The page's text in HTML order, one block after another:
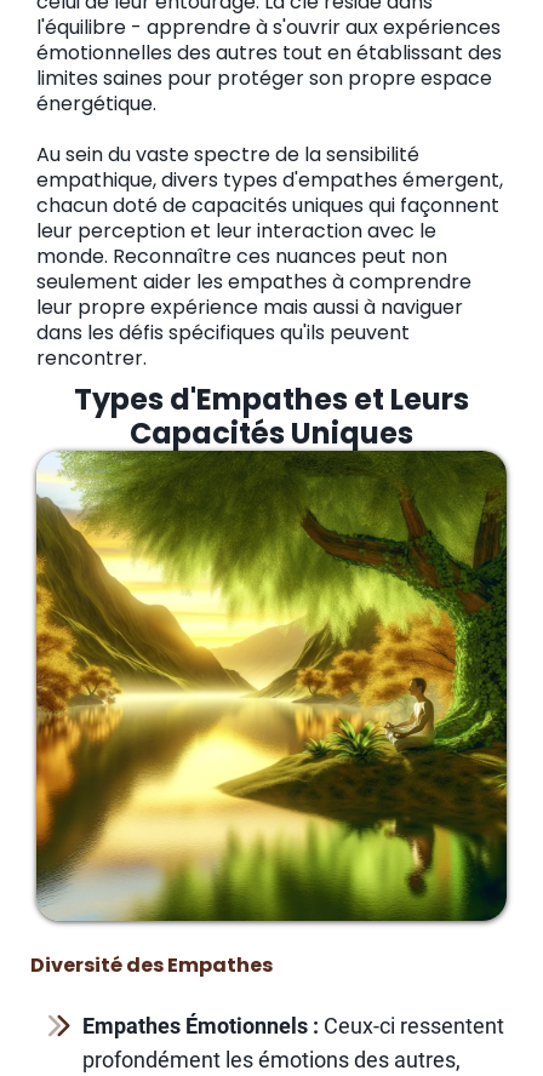
l'équilibre - apprendre à s'ouvrir aux expériences
émotionnelles des autres tout en établissant des
limites saines pour protéger son propre espace
énergétique.
Au sein du vaste spectre de la sensibilité
empathique, divers types d'empathes émergent,
chacun doté de capacités uniques qui façonnent
leur perception et leur interaction avec le
monde. Reconnaître ces nuances peut non
seulement aider les empathes à comprendre
leur propre expérience mais aussi à naviguer
dans les défis spécifiques qu'ils peuvent
rencontrer.
Types d'Empathes et Leurs
Capacités Uniques
Diversité des Empathes
Empathes Émotionnels : Ceux-ci ressentent
profondément les émotions des autres,